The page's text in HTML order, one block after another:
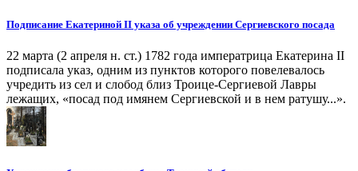
Подписание Екатериной II указа об учреждении Сергиевского посада
22 марта (2 апреля н. ст.) 1782 года императрица Екатерина II
подписала указ, одним из пунктов которого повелевалось
учредить из сел и слобод близ Троице-Сергиевой Лавры
лежащих, «посад под имянем Сергиевской и в нем ратушу...».